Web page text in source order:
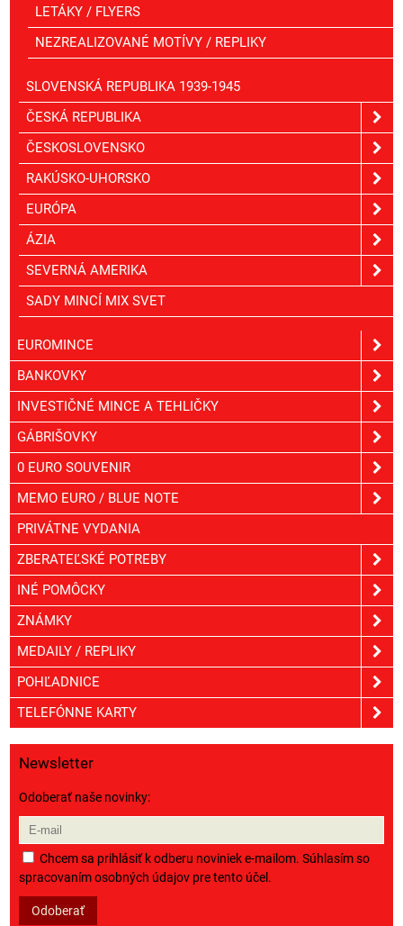
LETÁKY / FLYERS
NEZREALIZOVANÉ MOTÍVY / REPLIKY
SLOVENSKÁ REPUBLIKA 1939-1945
ČESKÁ REPUBLIKA
ČESKOSLOVENSKO
RAKÚSKO-UHORSKO
EURÓPA
ÁZIA
SEVERNÁ AMERIKA
SADY MINCÍ MIX SVET
EUROMINCE
BANKOVKY
INVESTIČNÉ MINCE A TEHLIČKY
GÁBRIŠOVKY
0 EURO SOUVENIR
MEMO EURO / BLUE NOTE
PRIVÁTNE VYDANIA
ZBERATEĽSKÉ POTREBY
INÉ POMÔCKY
ZNÁMKY
MEDAILY / REPLIKY
POHĽADNICE
TELEFÓNNE KARTY
Newsletter
Odoberať naše novinky:
Chcem sa prihlásiť k odberu noviniek e-mailom. Súhlasím so
spracovaním osobných údajov pre tento účel.
Odoberať